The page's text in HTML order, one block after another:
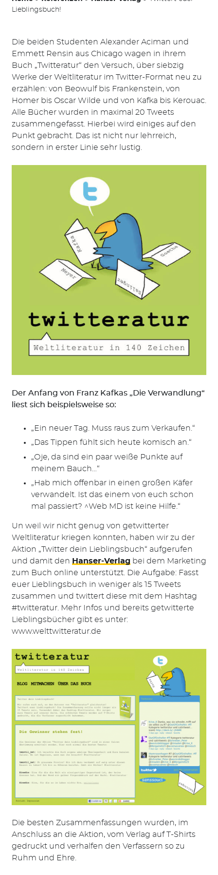
Lieblingsbuch!
Die beiden Studenten Alexander Aciman und
Emmett Rensin aus Chicago wagen in ihrem
Buch „Twitteratur“ den Versuch, über siebzig
Werke der Weltliteratur im Twitter-Format neu zu
erzählen: von Beowulf bis Frankenstein, von
Homer bis Oscar Wilde und von Kafka bis Kerouac.
Alle Bücher wurden in maximal 20 Tweets
zusammengefasst. Hierbei wird einiges auf den
Punkt gebracht. Das ist nicht nur lehrreich,
sondern in erster Linie sehr lustig.
Der Anfang von Franz Kafkas „Die Verwandlung“
liest sich beispielsweise so:
„Ein neuer Tag. Muss raus zum Verkaufen.“
„Das Tippen fühlt sich heute komisch an.“
„Oje, da sind ein paar weiße Punkte auf
meinem Bauch…“
„Hab mich offenbar in einen großen Käfer
verwandelt. Ist das einem von euch schon
mal passiert? ^Web MD ist keine Hilfe.“
Un weil wir nicht genug von getwitterter
Weltliteratur kriegen konnten, haben wir zu der
Aktion „Twitter dein Lieblingsbuch“ aufgerufen
und damit den Hanser-Verlag bei dem Marketing
zum Buch online unterstützt. Die Aufgabe: Fasst
euer Lieblingsbuch in weniger als 15 Tweets
zusammen und twittert diese mit dem Hashtag
#twitteratur. Mehr Infos und bereits getwitterte
Lieblingsbücher gibt es unter:
www.welttwitteratur.de
Die besten Zusammenfassungen wurden, im
Anschluss an die Aktion, vom Verlag auf T-Shirts
gedruckt und verhalfen den Verfassern so zu
Ruhm und Ehre.